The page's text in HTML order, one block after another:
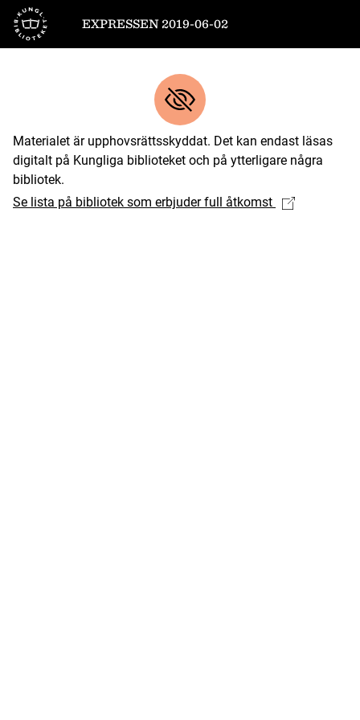
Till startsidan
EXPRESSEN 2019-06-02
Materialet är upphovsrättsskyddat. Det kan endast läsas
digitalt på Kungliga biblioteket och på ytterligare några
bibliotek.
Se lista på bibliotek som erbjuder full åtkomst